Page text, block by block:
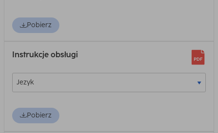
Pobierz
Instrukcje obsługi
Pobierz